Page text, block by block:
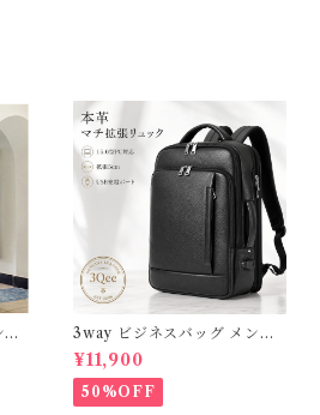
3way ビジネスバッグ メンズ
本革 撥水 ビジネスリュック 大
容量 15.6インチ PC対応 A4
マチ拡張 リュックサック 通勤
自転車 出張 通勤リュック 黒
¥11,900
50%OFF